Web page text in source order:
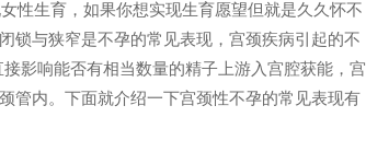
性生育，如果你想实现生育愿望但就是久久怀不
锁与狭窄是不孕的常见表现，宫颈疾病引起的不
影响能否有相当数量的精子上游入宫腔获能，宫
管内。下面就介绍一下宫颈性不孕的常见表现有